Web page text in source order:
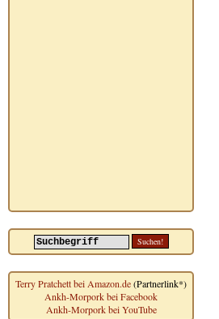
Terry Pratchett bei Amazon.de(Partnerlink*)
Ankh-Morpork bei Facebook
Ankh-Morpork bei YouTube